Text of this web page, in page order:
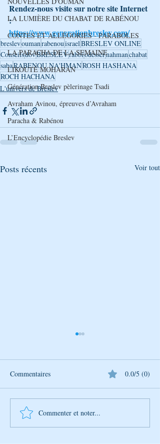
LA LUMIÈRE DU CHABAT DE RABÉNOU
CONTES ET ALLÉGORIES - PARABOLES
LA PARACHA DE LA SEMAINE
LIKOUTÉ MOHARAN
Génération Breslev pèlerinage Tsadi
Avraham Avinou, épreuves d’Avraham
Paracha & Rabénou
L’Encyclopédie Breslev
Rendez-nous visite sur notre site Internet
:
https://www.generationbreslev.com/
breslevoumanrabenouisraelBRESLEV ONLINE
ConseilsdovBRESLEVrabbiodessernahmanchabat
sabaRABENOU NA'HMANROSH HASHANA
ROCH HACHANA
L'univers de Breslev
Posts récents Voir tout
Mais qui est donc Rabbi
Na’hman de Breslev ?
Commentaires 0.0/5 (0)
Commenter et noter...